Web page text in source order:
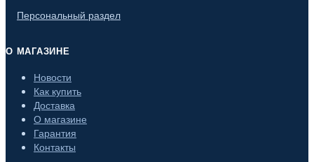
Персональный раздел
О МАГАЗИНЕ
Новости
Как купить
Доставка
О магазине
Гарантия
Контакты